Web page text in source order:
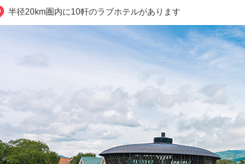
半径20km圏内に10軒のラブホテルがあります